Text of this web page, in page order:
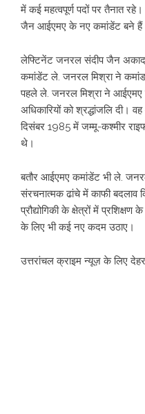
में कई महत्वपूर्ण पदों पर तैनात
जैन आईएमए के नए कमांडेंट बने
लेफ्टिनेंट जनरल संदीप जैन
कमांडेंट ले. जनरल मिश्रा ने
पहले ले. जनरल मिश्रा ने आईएमए
अधिकारियों को श्रद्धांजलि दी।
दिसंबर 1985 में जम्मू-कश्मीर
थे।
बतौर आईएमए कमांडेंट भी ले.
संरचनात्मक ढांचे में काफी बदलाव
प्रौद्योगिकी के क्षेत्रों में प्रशिक्षण
के लिए भी कई नए कदम उठाए।
उत्तरांचल क्राइम न्यूज़ के लिए